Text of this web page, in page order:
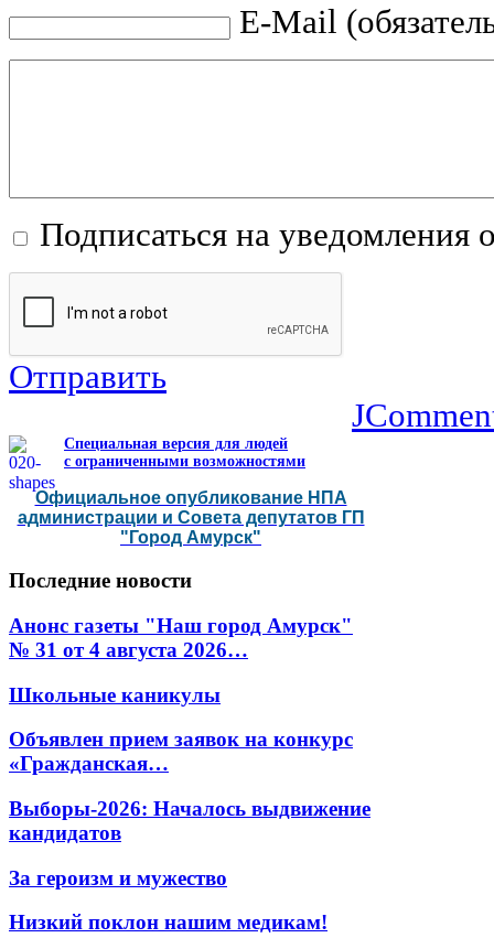
E-Mail
Подписаться на уведомления
Отправить
Специальная версия для людей
с ограниченными возможностями
Официальное опубликование НПА
администрации и Совета депутатов ГП
"Город Амурск"
Последние новости
Анонс газеты "Наш город Амурск"
№ 31 от 4 августа 2026…
Школьные каникулы
Объявлен прием заявок на конкурс
«Гражданская…
Выборы-2026: Началось выдвижение
кандидатов
За героизм и мужество
Низкий поклон нашим медикам!